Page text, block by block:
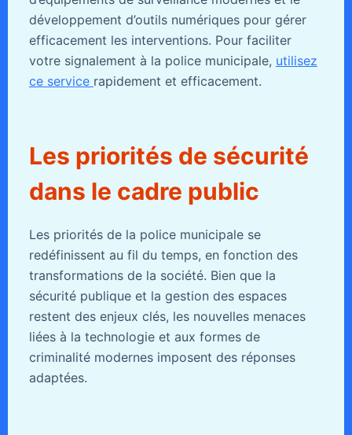
développement d’outils numériques pour gérer
efficacement les interventions. Pour faciliter
votre signalement à la police municipale, utilisez
ce service rapidement et efficacement.
Les priorités de sécurité
dans le cadre public
Les priorités de la police municipale se
redéfinissent au fil du temps, en fonction des
transformations de la société. Bien que la
sécurité publique et la gestion des espaces
restent des enjeux clés, les nouvelles menaces
liées à la technologie et aux formes de
criminalité modernes imposent des réponses
adaptées.